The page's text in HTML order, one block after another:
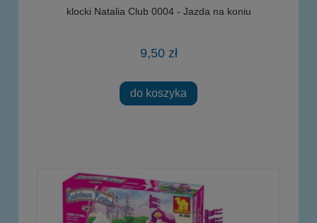
klocki Natalia Club 0004 - Jazda na koniu
9,50 zł
do koszyka